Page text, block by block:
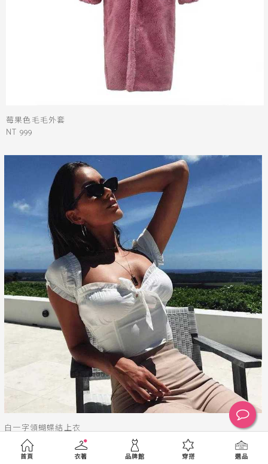
莓果色毛毛外套
NT 999
白一字領蝴蝶結上衣
NT 350
首頁 衣著 品牌館 穿搭 選品